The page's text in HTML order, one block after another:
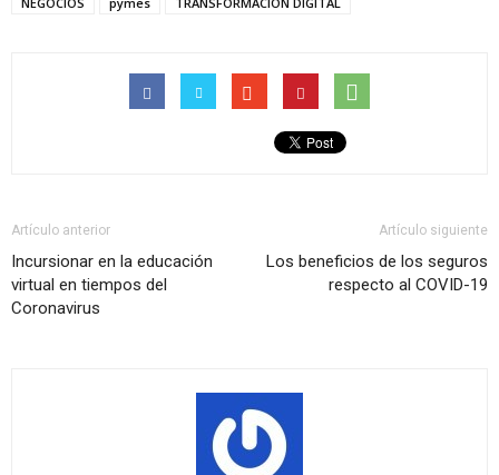
Artículo anterior
Incursionar en la educación
virtual en tiempos del
Coronavirus
Artículo siguiente
Los beneficios de los seguros
respecto al COVID-19